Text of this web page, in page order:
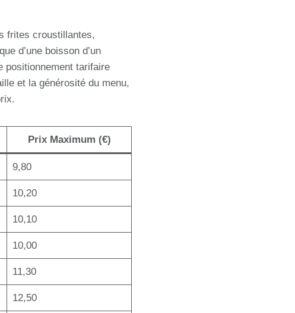
frites croustillantes,
d’une boisson d’un
positionnement tarifaire
et la générosité du menu,
Prix Maximum (€)
9,80
10,20
10,10
10,00
11,30
12,50